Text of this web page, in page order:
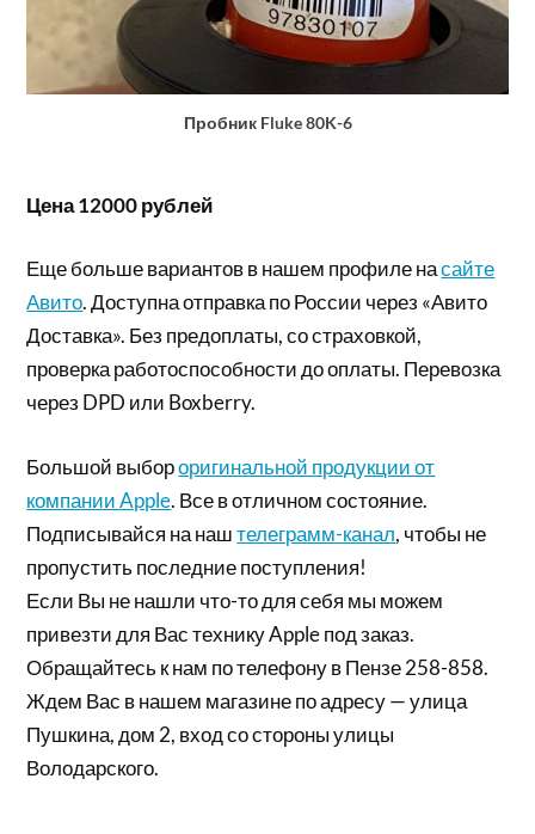
Пробник Fluke 80K-6
Цена 12000 рублей
Еще больше вариантов в нашем профиле насайте
Авито. Доступна отправка по России через «Авито
Доставка». Без предоплаты, со страховкой,
проверка работоспособности до оплаты. Перевозка
через DPD или Boxberry.
Большой выбороригинальной продукции от
компании Apple. Все в отличном состояние.
Подписывайся на наштелеграмм-канал, чтобы не
пропустить последние поступления!
Если Вы не нашли что-то для себя мы можем
привезти для Вас технику Apple под заказ.
Обращайтесь к нам по телефону в Пензе 258-858.
Ждем Вас в нашем магазине по адресу — улица
Пушкина, дом 2, вход со стороны улицы
Володарского.